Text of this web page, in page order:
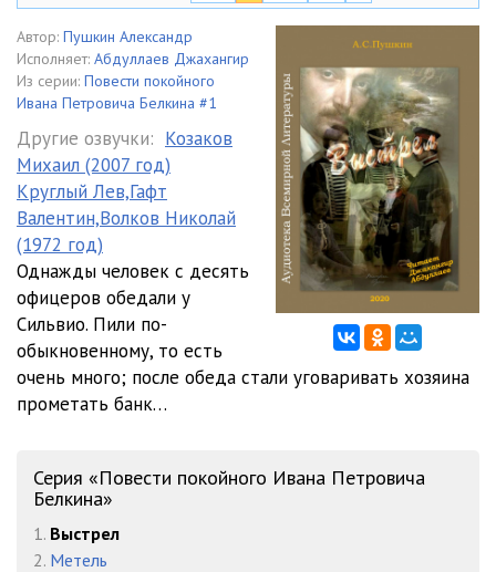
Автор: Пушкин Александр
Исполняет: Абдуллаев Джахангир
Из серии: Повести покойного
Ивана Петровича Белкина #1
Другие озвучки: Козаков
Михаил (2007 год)
Круглый Лев,Гафт
Валентин,Волков Николай
(1972 год)
Однажды человек с десять
офицеров обедали у
Сильвио. Пили по-
обыкновенному, то есть
очень много; после обеда стали уговаривать хозяина
прометать банк…
Серия «Повести покойного Ивана Петровича
Белкина»
1. Выстрел
2. Метель